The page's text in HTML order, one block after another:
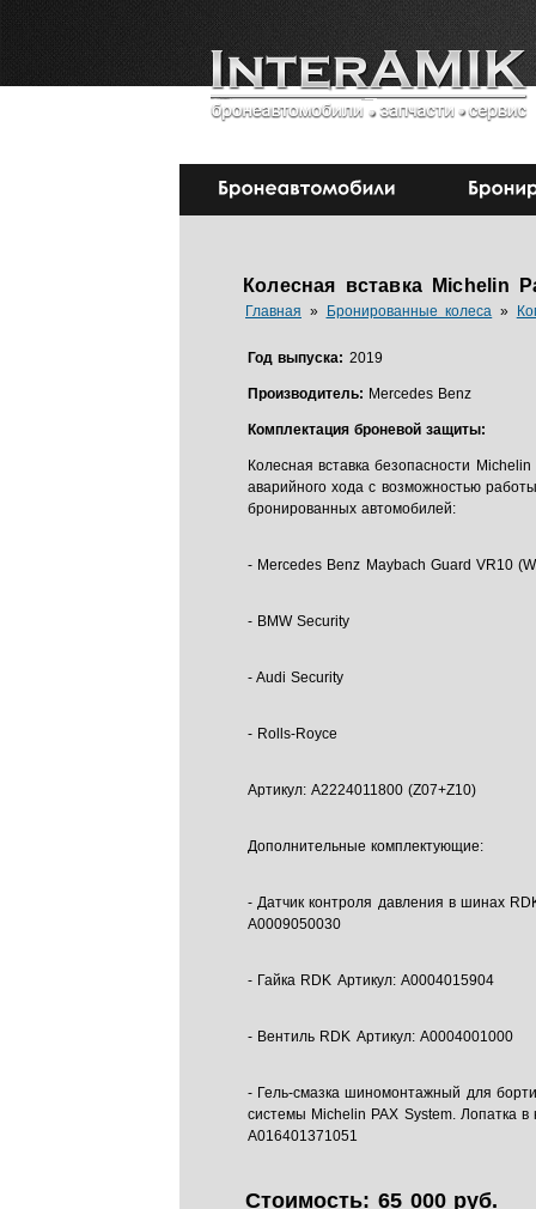
Колесная вставка Michelin
Главная » Бронированные колеса »
Год выпуска: 2019
Производитель: Mercedes Benz
Комплектация броневой защиты:
Колесная вставка безопасности
аварийного хода с возможностью
бронированных автомобилей:
- Mercedes Benz Maybach Guard VR10
- BMW Security
- Audi Security
- Rolls-Royce
Артикул: A2224011800 (Z07+Z10)
Дополнительные комплектующие:
- Датчик контроля давления в шинах
A0009050030
- Гайка RDK Артикул: A0004015904
- Вентиль RDK Артикул: A0004001000
- Гель-смазка шиномонтажный для
системы Michelin PAX System. Лопатка в
A016401371051
Стоимость: 65 000 руб.